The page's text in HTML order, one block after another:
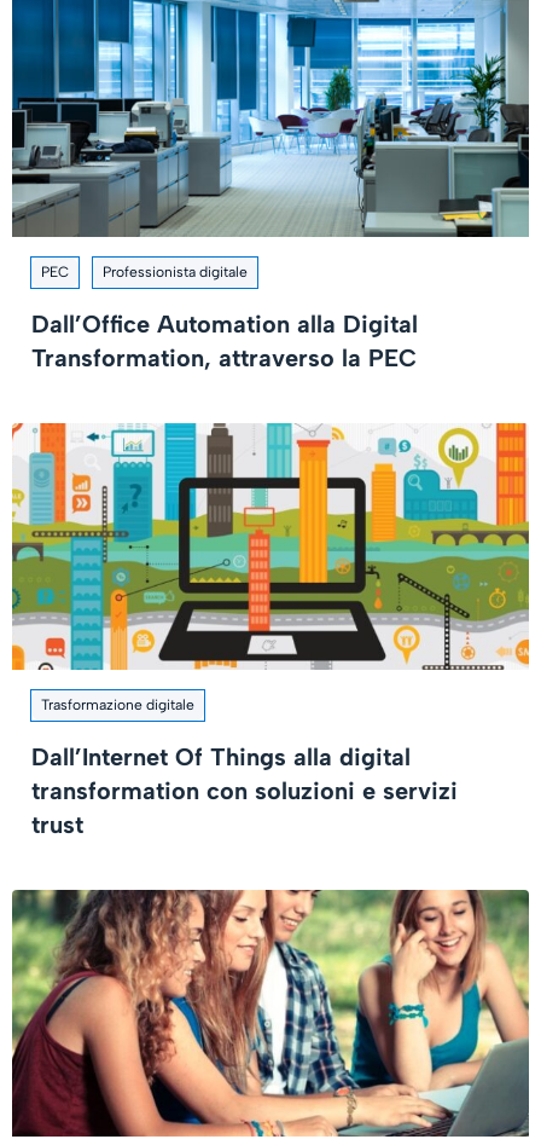
PEC Professionista digitale
Dall’Office Automation alla Digital
Transformation, attraverso la PEC
Trasformazione digitale
Dall’Internet Of Things alla digital
transformation con soluzioni e servizi
trust